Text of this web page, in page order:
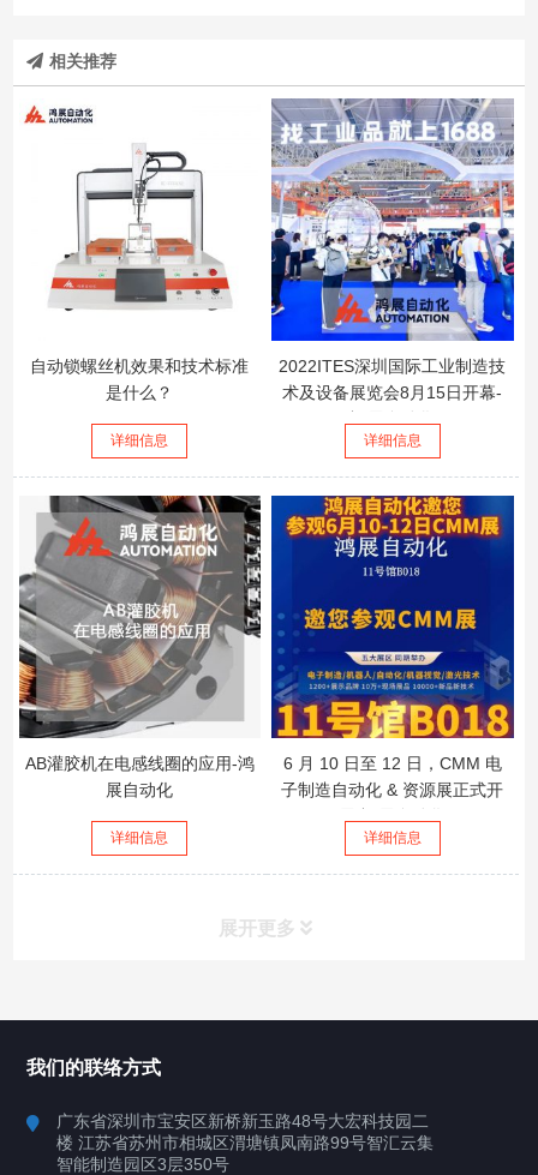
相关推荐
自动锁螺丝机效果和技术标准
是什么？
详细信息
2022ITES深圳国际工业制造技
术及设备展览会8月15日开幕-
详细信息
AB灌胶机在电感线圈的应用-鸿
展自动化
详细信息
6 月 10 日至 12 日，CMM 电
子制造自动化 & 资源展正式开
展-鸿展自动化
详细信息
展开更多
案例视频
我们的联络方式
广东省深圳市宝安区新桥新玉路48号大宏科技园二
楼 江苏省苏州市相城区渭塘镇凤南路99号智汇云集
智能制造园区3层350号